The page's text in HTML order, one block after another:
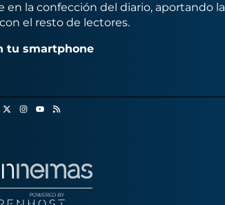
la confección del diario, aportando la
el resto de lectores.
tu smartphone
Instagram